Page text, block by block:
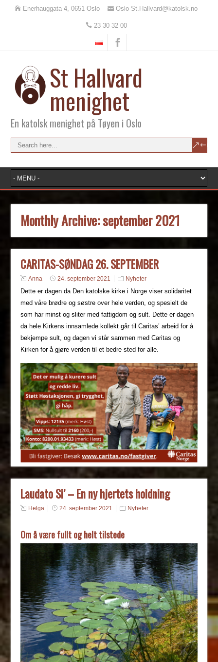
Enerhauggata 4, 0651 Oslo Oslo-St.Hallvard@katolsk.no
23 30 32 00
St Hallvard
menighet
En katolsk menighet på Tøyen i Oslo
Monthly Archive:september 2021
CARITAS-SØNDAG 26. SEPTEMBER
Anna 24. september 2021 Nyheter
Dette er dagen da Den katolske kirke i Norge viser solidaritet
med våre brødre og søstre over hele verden, og spesielt de
som har minst og sliter med fattigdom og sult. Dette er dagen
da hele Kirkens innsamlede kollekt går til Caritas’ arbeid for å
bekjempe sult, og dagen vi står sammen med Caritas og
Kirken for å gjøre verden til et bedre sted for alle.
Laudato Si’ – En ny hjertets holdning
Helga 24. september 2021 Nyheter
Om å være fullt og helt tilstede